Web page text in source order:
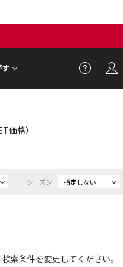
す
価格）
シーズン 指定しない
索条件を変更してください。